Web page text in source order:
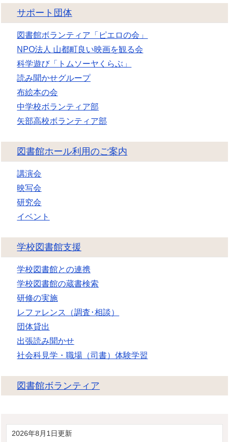
サポート団体
図書館ボランティア「ピエロの会」
NPO法人 山都町良い映画を観る会
科学遊び「トムソーヤくらぶ」
読み聞かせグループ
布絵本の会
中学校ボランティア部
矢部高校ボランティア部
図書館ホール利用のご案内
講演会
映写会
研究会
イベント
学校図書館支援
学校図書館との連携
学校図書館の蔵書検索
研修の実施
レファレンス（調査･相談）
団体貸出
出張読み聞かせ
社会科見学・職場（司書）体験学習
図書館ボランティア
2026年8月1日更新